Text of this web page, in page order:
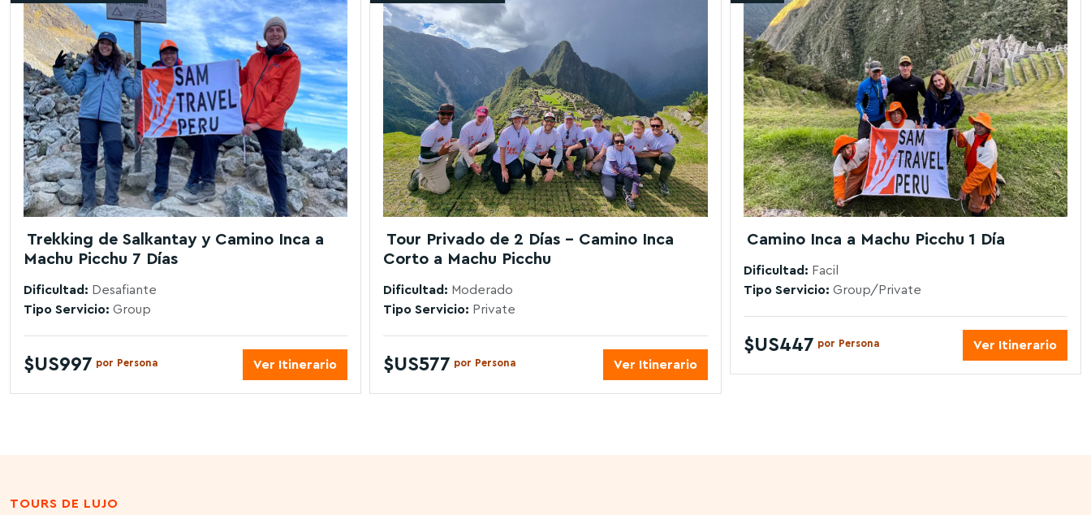
Trekking de Salkantay y Camino Inca a
Machu Picchu 7 Días
Dificultad: Desafiante
Tipo Servicio: Group
$US997 por Persona Ver Itinerario
Tour Privado de 2 Días – Camino Inca
Corto a Machu Picchu
Dificultad: Moderado
Tipo Servicio: Private
$US577 por Persona Ver Itinerario
Camino Inca a Machu Picchu 1 Día
Dificultad: Facil
Tipo Servicio: Group/Private
$US447 por Persona Ver Itinerario
TOURS DE LUJO